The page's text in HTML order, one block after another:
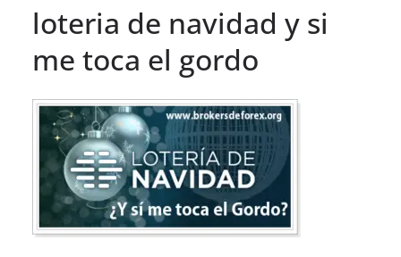
loteria de navidad y si
me toca el gordo